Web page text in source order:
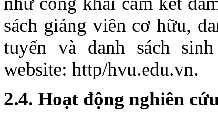
sách giảng viên cơ hữu,
tuyển và danh sách
website: http/hvu.edu.vn.
2.4. Hoạt động nghiên